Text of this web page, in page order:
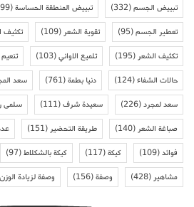
تبييض الجسم(332) تبييض المنطقة الحساسة(199)
تعطير الجسم(95) تقوية الشعر(109) تكثيف
تكثيف الشعر(195) تلميع الاواني(103)
حالات الشفاء(124) دنيا بطمة(761) سعد
سعد لمجرد(226) سعيدة شرف(111) سلمى
صباغة الشعر(140) طريقة التحضير(151)
فوائد(109) كيكة(117) كيكة بالشكلاط(97)
مشاهير(428) وصفة(156) وصفة لزيادة الوزن